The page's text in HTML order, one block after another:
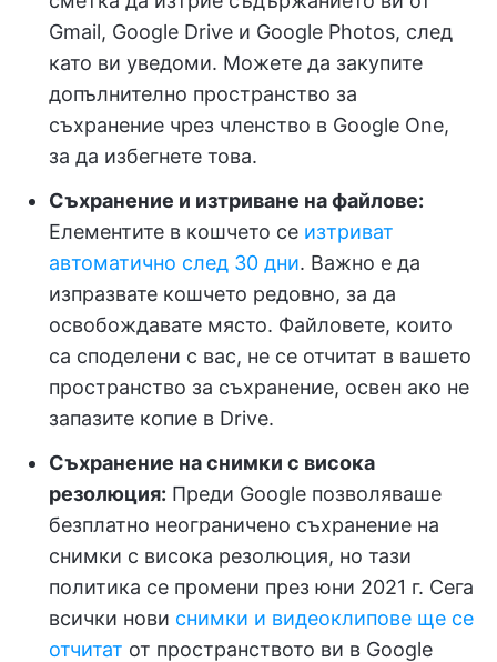
Gmail, Google Drive и Google Photos, след
като ви уведоми. Можете да закупите
допълнително пространство за
съхранение чрез членство в Google One,
за да избегнете това.
Съхранение и изтриване на файлове:
Елементите в кошчето се изтриват
автоматично след 30 дни. Важно е да
изпразвате кошчето редовно, за да
освобождавате място. Файловете, които
са споделени с вас, не се отчитат в вашето
пространство за съхранение, освен ако не
запазите копие в Drive.
Съхранение на снимки с висока
резолюция: Преди Google позволяваше
безплатно неограничено съхранение на
снимки с висока резолюция, но тази
политика се промени през юни 2021 г. Сега
всички нови снимки и видеоклипове ще се
отчитат от пространството ви в Google